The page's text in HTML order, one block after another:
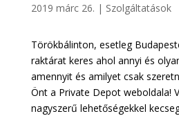
2019 márc 26. | Szolgáltatások
Törökbálinton, esetleg
raktárat keres ahol annyi és
amennyit és amilyet csak
Önt a Private Depot weboldala!
nagyszerű lehetőségekkel